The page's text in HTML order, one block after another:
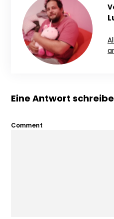
Eine Antwort
Comment